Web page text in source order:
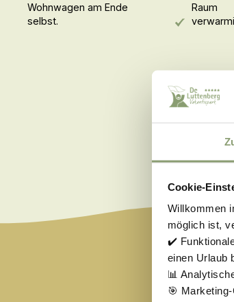
Cookie-
Willkommen
möglich ist,
✔️
einen Urlaub
📊
🎯
Wohnwagen am Ende
selbst.
Raum
Wählen